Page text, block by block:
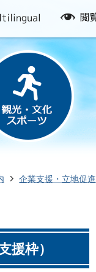
閲
援
企業支援・立地促進
援枠）